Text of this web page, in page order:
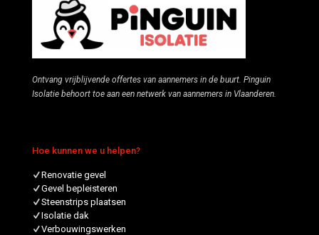
Ontvang vrijblijvende offertes van aannemers in de buurt. Pinguin
Isolatie behoort toe aan een netwerk van aannemers in Vlaanderen.
Hoe kunnen we u helpen?
Renovatie gevel
Gevel bepleisteren
Steenstrips plaatsen
Isolatie dak
Verbouwingswerken